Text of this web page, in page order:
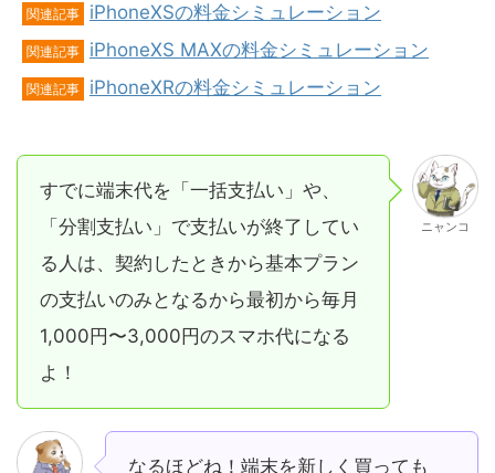
関連記事 iPhoneXSの料金シミュレーション
関連記事 iPhoneXS MAXの料金シミュレーション
関連記事 iPhoneXRの料金シミュレーション
すでに端末代を「一括支払い」や、
「分割支払い」で支払いが終了してい
る人は、契約したときから基本プラン
の支払いのみとなるから最初から毎月
1,000円〜3,000円のスマホ代になる
よ！
ニャンコ
なるほどね！端末を新しく買っても